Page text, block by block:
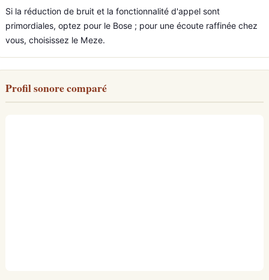
Si la réduction de bruit et la fonctionnalité d'appel sont
primordiales, optez pour le Bose ; pour une écoute raffinée chez
vous, choisissez le Meze.
Profil sonore comparé